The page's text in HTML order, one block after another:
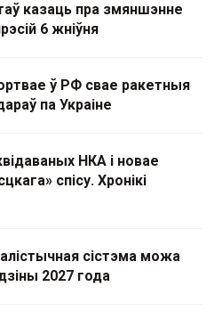
казаць пра змяншэнне
6 жніўня
ў РФ свае ракетныя
па Украіне
НКА і новае
спісу. Хронікі
сістэма можа
2027 года